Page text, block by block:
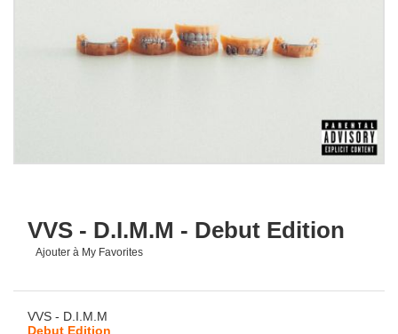
VVS - D.I.M.M - Debut Edition
Ajouter à My Favorites
VVS - D.I.M.M
Debut Edition